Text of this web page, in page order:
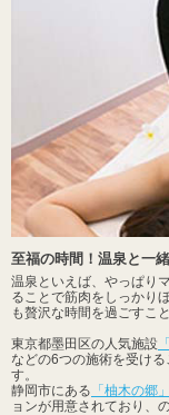
至福の時間！温泉と一
温泉といえば、やっぱり
ることで筋肉をしっかり
も贅沢な時間を過ごすこ
東京都墨田区の人気施設
などの6つの施術を受け
す。
静岡市にある 「柚木の郷」
ョンが用意されており、